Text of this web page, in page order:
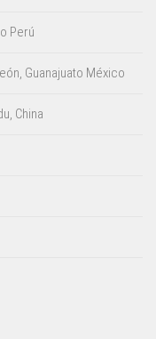
Perú
Guanajuato México
China